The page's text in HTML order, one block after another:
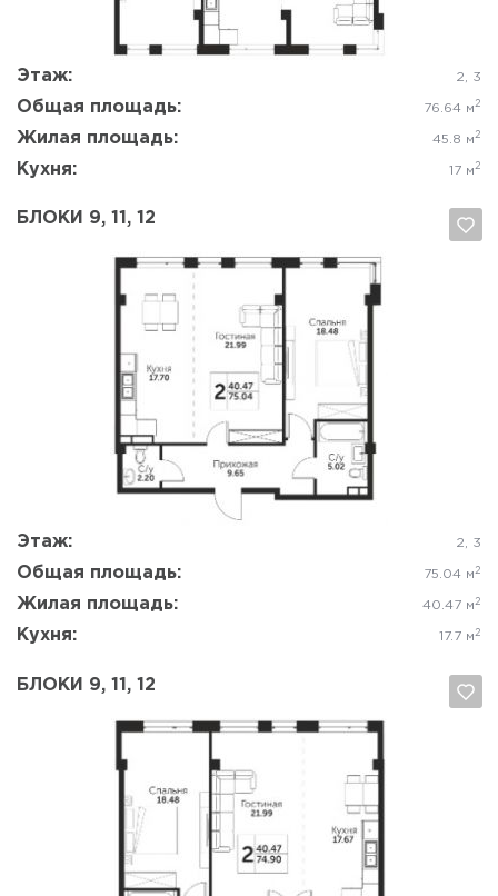
Этаж: 2, 3
Общая площадь: 76.64 м 2
Жилая площадь: 45.8 м 2
Кухня: 17 м 2
БЛОКИ 9, 11, 12
Этаж: 2, 3
Общая площадь: 75.04 м 2
Жилая площадь: 40.47 м 2
Кухня: 17.7 м 2
Да, удалить Отмена
БЛОКИ 9, 11, 12